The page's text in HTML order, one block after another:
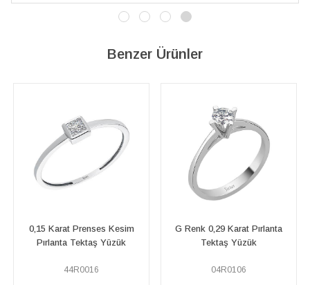
Benzer Ürünler
0,15 Karat Prenses Kesim
Pırlanta Tektaş Yüzük
44R0016
G Renk 0,29 Karat Pırlanta
Tektaş Yüzük
04R0106